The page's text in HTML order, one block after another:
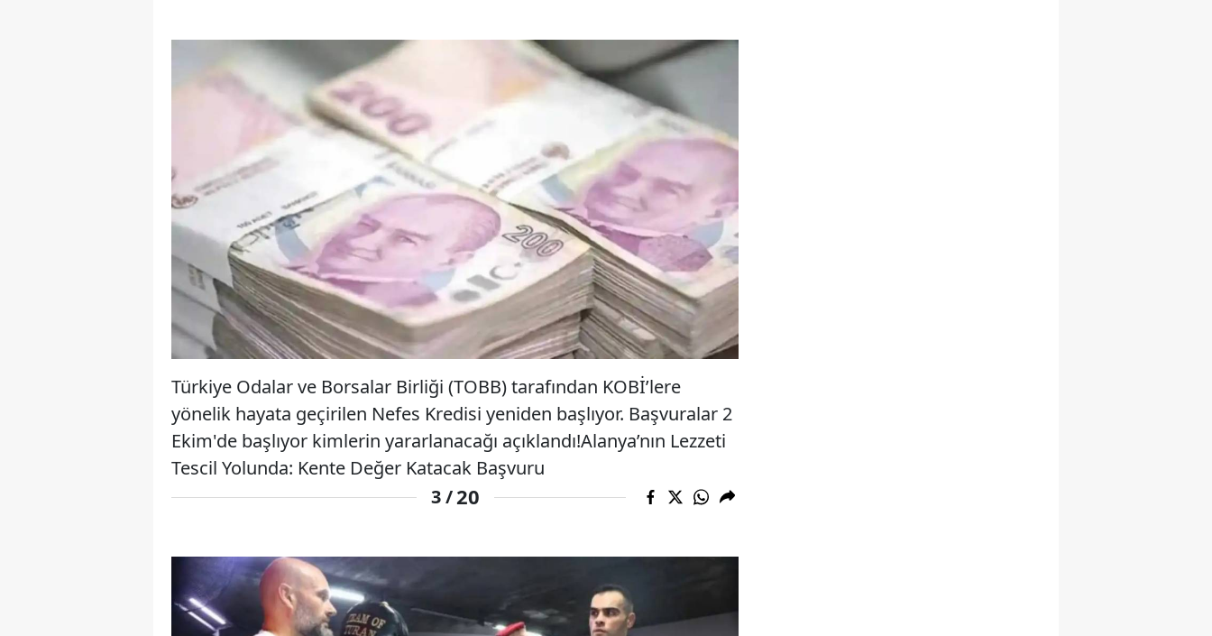
Türkiye Odalar ve Borsalar Birliği (TOBB) tarafından KOBİ’lere
yönelik hayata geçirilen Nefes Kredisi yeniden başlıyor. Başvuralar 2
Ekim'de başlıyor kimlerin yararlanacağı açıklandı!Alanya’nın Lezzeti
Tescil Yolunda: Kente Değer Katacak Başvuru
3 /20